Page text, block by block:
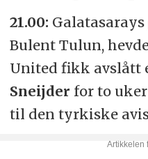
21.00:
Bulent Tulun,
United fikk avslått
Sneijder for to
til den tyrkiske